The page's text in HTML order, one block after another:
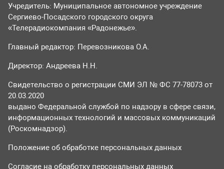
Учредитель: Муниципальное автономное учреждение
Сергиево-Посадского городского округа
«Телерадиокомпания «Радонежье».
Главный редактор: Перевозникова О.А.
Директор: Андреева Н.Н.
Свидетельство о регистрации СМИ ЭЛ № ФС 77-78073 от
20.03.2020
выдано Федеральной службой по надзору в сфере связи,
информационных технологий и массовых коммуникаций
(Роскомнадзор).
Положение об обработке персональных данных
Согласие на обработку персональных данных